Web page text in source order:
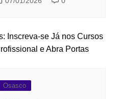
Osasco